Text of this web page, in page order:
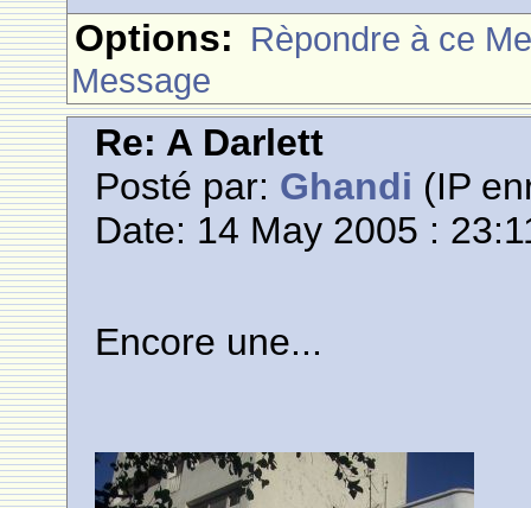
Options: Rèpondre à ce
Message
Re: A Darlett
Posté par: Ghandi (IP
Date: 14 May 2005 :
Encore une...